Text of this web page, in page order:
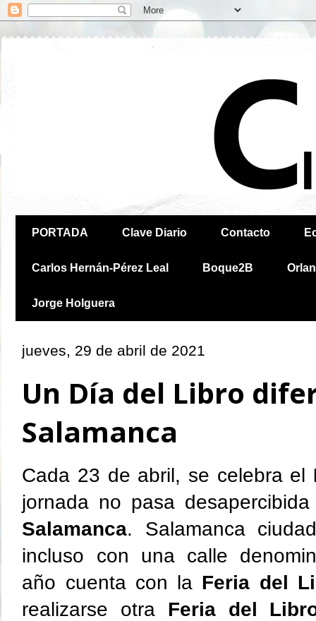
PORTADA Clave Diario Contacto
Carlos Hernán-Pérez Leal Boque2B
Jorge Holguera
jueves, 29 de abril de 2021
Un Día del Libro
Salamanca
Cada 23 de abril, se celebra el
jornada no pasa
Salamanca. Salamanca
incluso con una calle
año cuenta con la Feria del
realizarse otra Feria del